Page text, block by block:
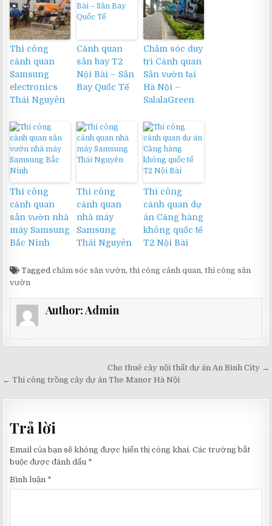
Thi công
cảnh quan
Samsung
electronics
Thái Nguyên
Cảnh quan
sân bay T2
Nội Bài – Sân
Bay Quốc Tế
Chăm sóc duy
trì Cảnh quan
Sân vườn tại
Hà Nội –
SalalaGreen
Thi công
cảnh quan
sân vườn nhà
máy Samsung
Bắc Ninh
Thi công
cảnh quan
nhà máy
Samsung
Thái Nguyên
Thi công
cảnh quan dự
án Cảng hàng
không quốc tế
T2 Nội Bài
Taggedchăm sóc sân vườn,thi công cảnh quan,thi công sân
vườn
Author:Admin
hướng
bài
viết
Cho thuê cây nội thất dự án An Bình City →
← Thi công trồng cây dự án The Manor Hà Nội
Trả lời
Email của bạn sẽ không được hiển thị công khai. Các trường bắt
buộc được đánh dấu *
Bình luận *